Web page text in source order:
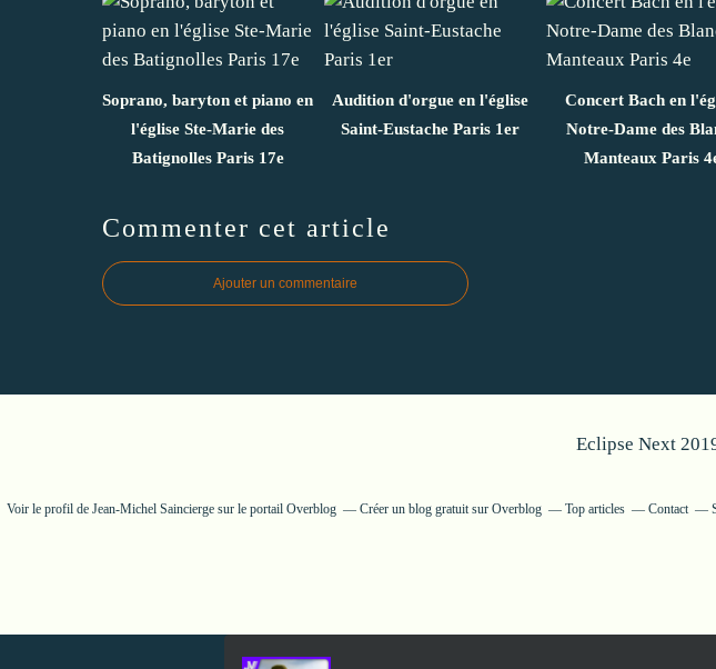
Soprano, baryton et piano en
l'église Ste-Marie des
Batignolles Paris 17e
Audition d'orgue en l'église
Saint-Eustache Paris 1er
Concert Bach en
Notre-Dame des
Manteaux Paris
Commenter cet article
Ajouter un commentaire
Eclipse Next
Voir le profil de Jean-Michel Sainciergesur le portail Overblog Créer un blog gratuit sur Overblog Top articles Contact